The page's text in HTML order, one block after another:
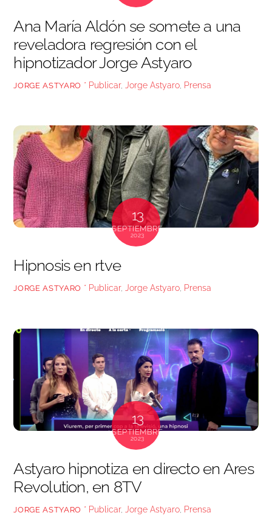
Ana María Aldón se somete a una
reveladora regresión con el
hipnotizador Jorge Astyaro
JORGE ASTYARO * Publicar, Jorge Astyaro, Prensa
13
SEPTIEMBRE
2023
Hipnosis en rtve
JORGE ASTYARO * Publicar, Jorge Astyaro, Prensa
13
SEPTIEMBRE
2023
Astyaro hipnotiza en directo en Ares
Revolution, en 8TV
JORGE ASTYARO * Publicar, Jorge Astyaro, Prensa